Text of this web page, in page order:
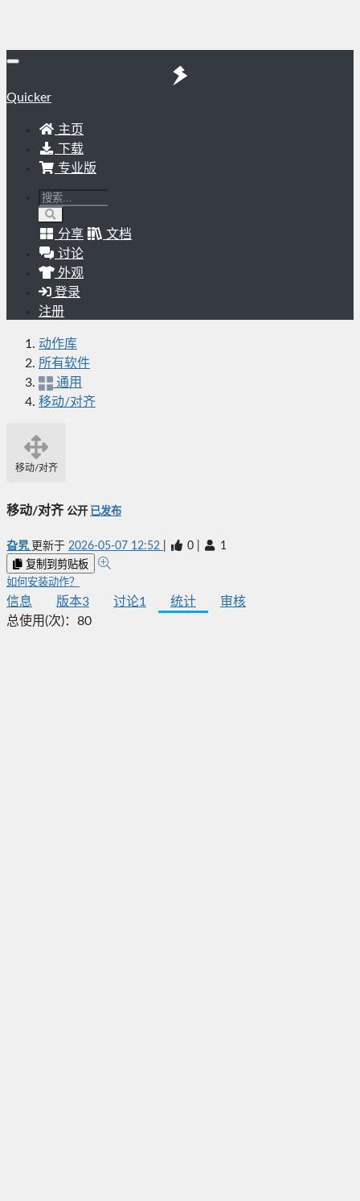
Quicker
主页
下载
专业版
分享
文档
讨论
外观
登录
注册
动作库
所有软件
通用
移动/对齐
移动/对齐
移动/对齐 公开 已发布
旮旯 更新于 2026-05-07 12:52 0 1
复制到剪贴板
如何安装动作？
信息 版本3 讨论1 统计
审核
总使用(次)： 80